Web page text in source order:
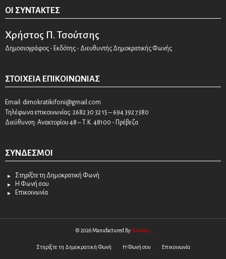
ΟΙ ΣΥΝΤΆΚΤΕΣ
Χρήστος Π. Τσούτσης
Δημοσιογράφος - Εκδότης - Διευθυντής Δημοκρατικής Φωνής
ΣΤΟΙΧΕΊΑ ΕΠΙΚΟΙΝΩΝΊΑΣ
Email: dimokratikifoni@gmail.com
Τηλέφωνα επικοινωνίας: 2682 30 32 15 – 694 392 7380
Διεύθυνση: Ανακτορίου 48 – Τ.Κ. 48100 - Πρέβεζα
ΣΎΝΔΕΣΜΟΙ
Στηρίξτε τη Δημοκρατική Φωνή
Η Φωνή σου
Επικοινωνία
© 2026 Manufactured By Sociality
Στηρίξτε τη Δημοκρατική Φωνή Η Φωνή σου Επικοινωνία